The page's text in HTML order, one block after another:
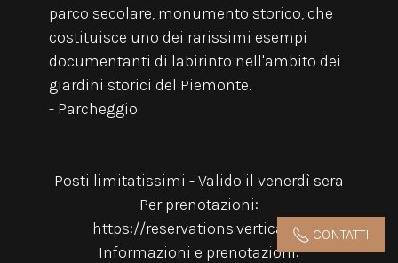
parco secolare, monumento storico, che
costituisce uno dei rarissimi esempi
documentanti di labirinto nell'ambito dei
giardini storici del Piemonte.
- Parcheggio
Posti limitatissimi - Valido il venerdì sera
Per prenotazioni:
https://reservations.verticalb...
Informazioni e prenotazioni:
CONTATTI